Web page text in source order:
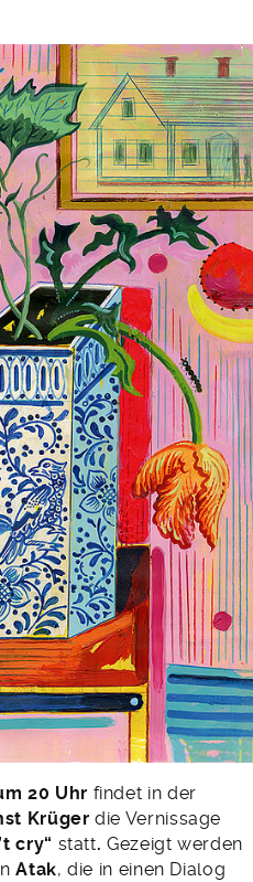
20 Uhr findet in der
Krüger die Vernissage
cry“ statt.Gezeigt werden
Atak, die in einen Dialog